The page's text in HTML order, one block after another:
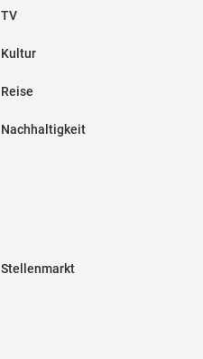
TV
Kultur
Reise
Nachhaltigkeit
Stellenmarkt